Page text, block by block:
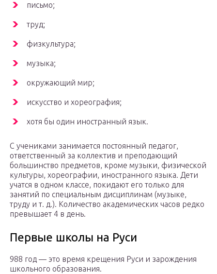
письмо;
труд;
физкультура;
музыка;
окружающий мир;
искусство и хореография;
хотя бы один иностранный язык.
С учениками занимается постоянный педагог,
ответственный за коллектив и преподающий
большинство предметов, кроме музыки, физической
культуры, хореографии, иностранного языка. Дети
учатся в одном классе, покидают его только для
занятий по специальным дисциплинам (музыке,
труду и т. д.). Количество академических часов редко
превышает 4 в день.
Первые школы на Руси
988 год — это время крещения Руси и зарождения
школьного образования.